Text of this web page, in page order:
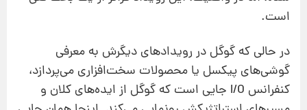
است.
در حالی که گوگل در رویدادهای دیگرش به معرفی
گوشی‌های پیکسل یا محصولات سخت‌افزاری می‌پردازد،
کنفرانس I/O جایی است که گوگل از ایده‌های کلان و